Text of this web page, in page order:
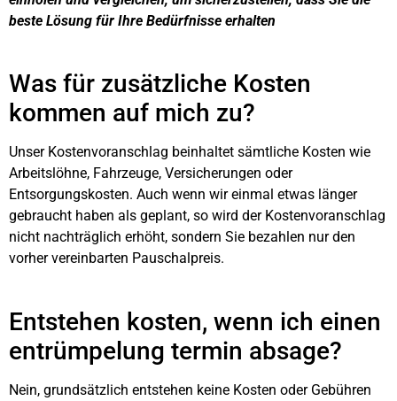
beste Lösung für Ihre Bedürfnisse erhalten
Was für zusätzliche Kosten
kommen auf mich zu?
Unser Kostenvoranschlag beinhaltet sämtliche Kosten wie
Arbeitslöhne, Fahrzeuge, Versicherungen oder
Entsorgungskosten. Auch wenn wir einmal etwas länger
gebraucht haben als geplant, so wird der Kostenvoranschlag
nicht nachträglich erhöht, sondern Sie bezahlen nur den
vorher vereinbarten Pauschalpreis.
Entstehen kosten, wenn ich einen
entrümpelung termin absage?
Nein, grundsätzlich entstehen keine Kosten oder Gebühren